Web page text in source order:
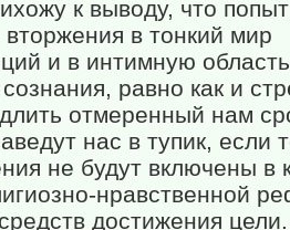
к выводу, что
вторжения в тонкий мир
и в интимную область
равно как и
отмеренный нам
нас в тупик, если
не будут включены в
нравственной
достижения цели.